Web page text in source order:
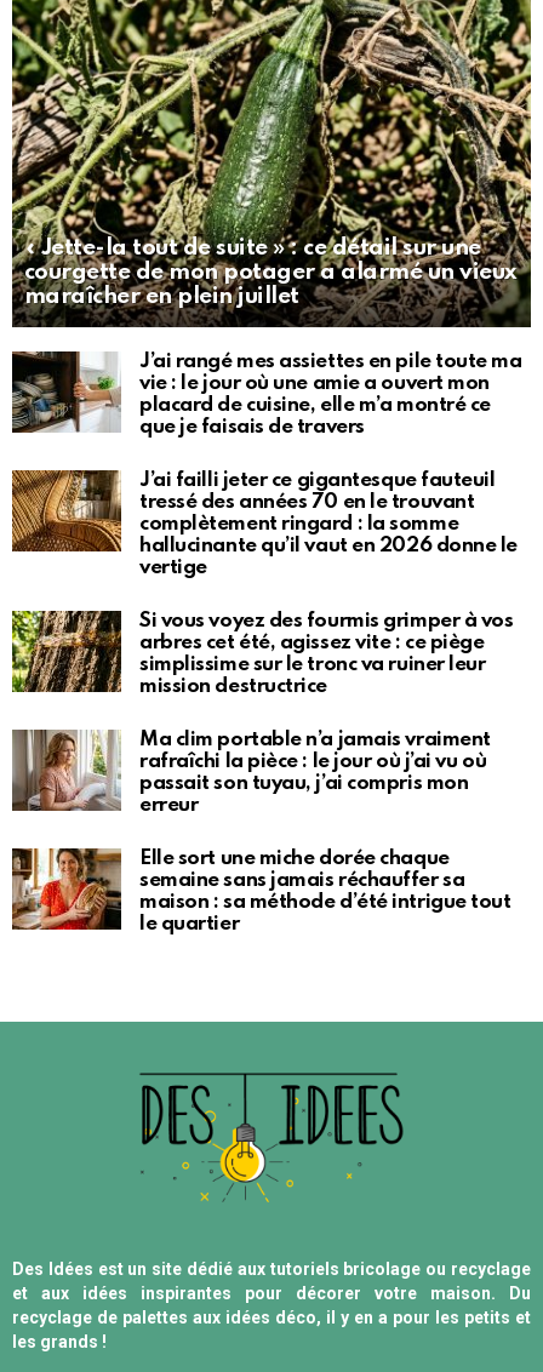
« Jette-la tout de suite » : ce détail sur une
courgette de mon potager a alarmé un vieux
maraîcher en plein juillet
J’ai rangé mes assiettes en pile toute ma
vie : le jour où une amie a ouvert mon
placard de cuisine, elle m’a montré ce
que je faisais de travers
J’ai failli jeter ce gigantesque fauteuil
tressé des années 70 en le trouvant
complètement ringard : la somme
hallucinante qu’il vaut en 2026 donne le
vertige
Si vous voyez des fourmis grimper à vos
arbres cet été, agissez vite : ce piège
simplissime sur le tronc va ruiner leur
mission destructrice
Ma clim portable n’a jamais vraiment
rafraîchi la pièce : le jour où j’ai vu où
passait son tuyau, j’ai compris mon
erreur
Elle sort une miche dorée chaque
semaine sans jamais réchauffer sa
maison : sa méthode d’été intrigue tout
le quartier
Des Idées est un site dédié aux tutoriels bricolage ou recyclage
et aux idées inspirantes pour décorer votre maison. Du
recyclage de palettes aux idées déco, il y en a pour les petits et
les grands !